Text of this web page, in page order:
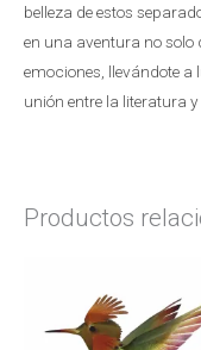
belleza de estos
en una aventura no solo
emociones, llevándote
unión entre la literatura y
Productos